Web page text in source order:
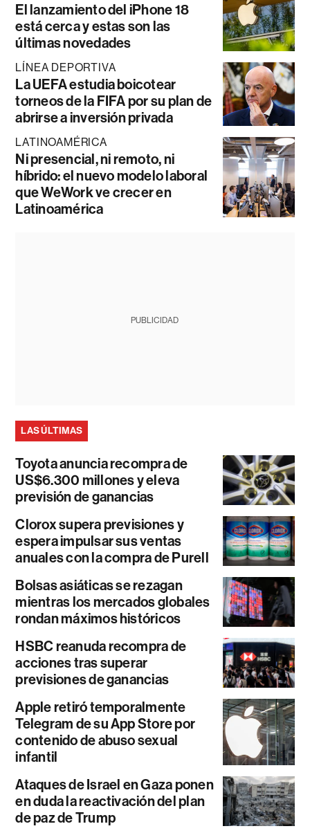
El lanzamiento del iPhone 18
está cerca y estas son las
últimas novedades
LÍNEA DEPORTIVA
La UEFA estudia boicotear
torneos de la FIFA por su plan de
abrirse a inversión privada
LATINOAMÉRICA
Ni presencial, ni remoto, ni
híbrido: el nuevo modelo laboral
que WeWork ve crecer en
Latinoamérica
PUBLICIDAD
LAS ÚLTIMAS
Toyota anuncia recompra de
US$6.300 millones y eleva
previsión de ganancias
Clorox supera previsiones y
espera impulsar sus ventas
anuales con la compra de Purell
Bolsas asiáticas se rezagan
mientras los mercados globales
rondan máximos históricos
HSBC reanuda recompra de
acciones tras superar
previsiones de ganancias
Apple retiró temporalmente
Telegram de su App Store por
contenido de abuso sexual
infantil
Ataques de Israel en Gaza ponen
en duda la reactivación del plan
de paz de Trump